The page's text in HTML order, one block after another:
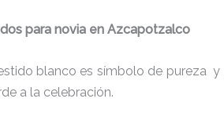
para novia en Azcapotzalco
blanco es símbolo de pureza
a la celebración.